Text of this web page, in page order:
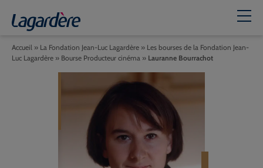
Accueil » La Fondation Jean-Luc Lagardère » Les bourses de la Fondation Jean-
Luc Lagardère » Bourse Producteur cinéma » Lauranne Bourrachot